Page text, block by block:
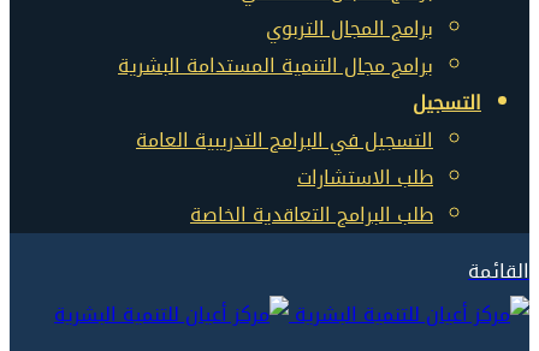
برامج المجال التربوي
برامج مجال التنمية المستدامة البشرية
التسجيل
التسجيل في البرامج التدريبية العامة
طلب الاستشارات
طلب البرامج التعاقدية الخاصة
القائمة